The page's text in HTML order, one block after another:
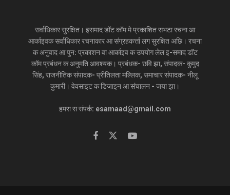
सर्वाधिकार सुरक्षित। इसमाद डॉट कॉम मे प्रकाशित सभटा रचना आ
आर्काइवक सर्वाधिकार रचनाकार आ संग्रहकर्त्ता लग सुरक्षित अछि। रचना
क अनुवाद आ पुन: प्रकाशन वा आर्काइव क उपयोग लेल इ-समाद डॉट
कॉम प्रबंधन क अनुमति आवश्यक। प्रबंधक- छवि झा, संपादक- कुमुद
सिंह, राजनीतिक संपादक- प्रीतिलता मल्लिक, समाचार संपादक- नीलू
कुमारी। वेवसाइट क डिजाइन आ संचालन - जया झा।
हमरा स संपर्क: esamaad@gmail.com